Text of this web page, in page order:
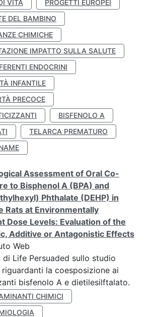
VITA
PROGETTI EUROPEI
DEL BAMBINO
CHIMICHE
IMPATTO SULLA SALUTE
ENDOCRINI
INFANTILE
PRECOCE
BISFENOLO A
TELARCA PREMATURO
Assessment of Oral Co-
to Bisphenol A (BPA) and
Phthalate (DEHP) in
Rats at Environmentally
Dose Levels: Evaluation of the
Additive or Antagonistic Effects
Web
di Life Persuaded sullo studio
riguardanti la coesposizione ai
bisfenolo A e dietilesilftalato.
CHIMICI